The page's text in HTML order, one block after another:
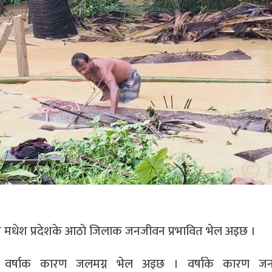
मधेश प्रदेशके आठाे जिलाक जनजीवन प्रभावित भेल अइछ ।
वर्षाक कारण जलमग्न भेल अइछ । वर्षाके कारण